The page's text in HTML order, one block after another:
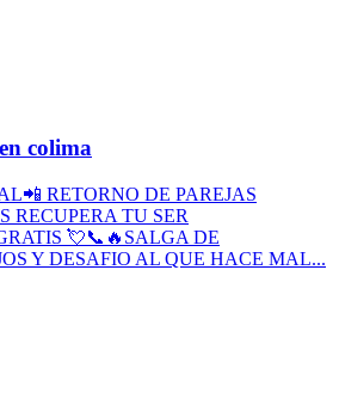
colima
RETORNO DE PAREJAS
RECUPERA TU SER
💘📞🔥SALGA DE
Y DESAFIO AL QUE HACE MAL...